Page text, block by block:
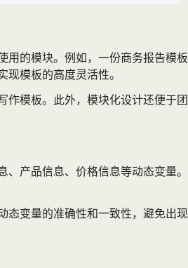
用的模块。例如，一份商务报告模板
模板的高度灵活性。
作模板。此外，模块化设计还便于团
产品信息、价格信息等动态变量。
态变量的准确性和一致性，避免出现